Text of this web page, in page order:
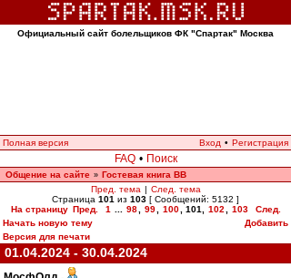
Официальный сайт болельщиков ФК "Спартак" Москва
Полная версия Вход • Регистрация
FAQ • Поиск
Общение на сайте » Гостевая книга ВВ
Пред. тема | След. тема
Страница 101 из 103 [ Сообщений: 5132 ]
На страницу Пред. 1 98 99 100 101 102 103
След.
Начать новую тему
Добавить
Версия для печати
01.04.2024 - 30.04.2024